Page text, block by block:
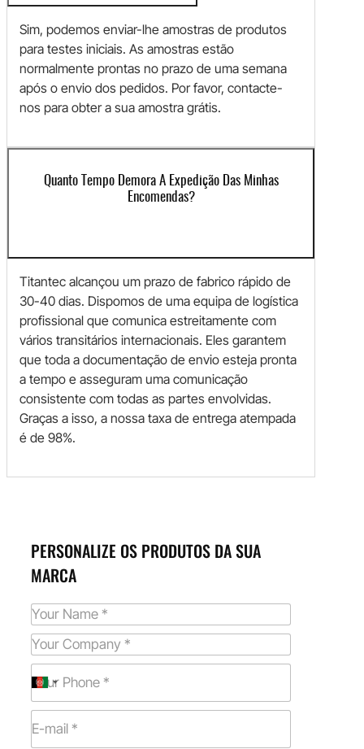
Sim, podemos enviar-lhe amostras de produtos
para testes iniciais. As amostras estão
normalmente prontas no prazo de uma semana
após o envio dos pedidos. Por favor, contacte-
nos para obter a sua amostra grátis.
Quanto Tempo Demora A Expedição Das Minhas
Encomendas?
Titantec alcançou um prazo de fabrico rápido de
30-40 dias. Dispomos de uma equipa de logística
profissional que comunica estreitamente com
vários transitários internacionais. Eles garantem
que toda a documentação de envio esteja pronta
a tempo e asseguram uma comunicação
consistente com todas as partes envolvidas.
Graças a isso, a nossa taxa de entrega atempada
é de 98%.
PERSONALIZE OS PRODUTOS DA SUA
MARCA